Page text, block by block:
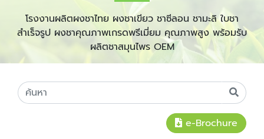
โรงงานผลิตผงชาไทย ผงชาเขียว ชาซีลอน ชามะลิ ใบชา
สำเร็จรูป ผงชาคุณภาพเกรดพรีเมี่ยม คุณภาพสูง พร้อมรับ
ผลิตชาสมุนไพร OEM
e-Brochure